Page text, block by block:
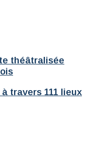
théâtralisée
travers 111 lieux